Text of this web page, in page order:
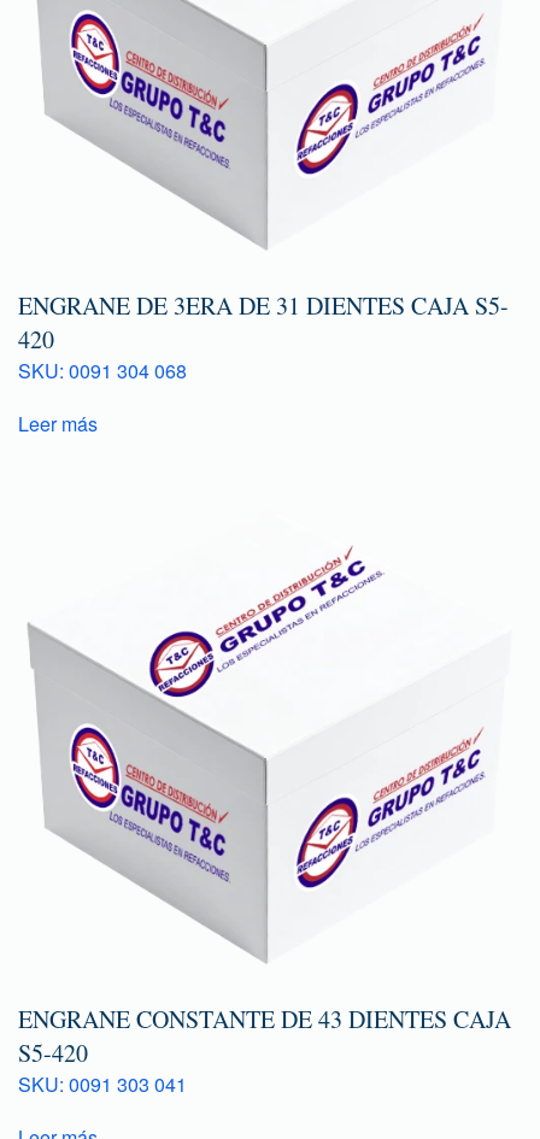
ENGRANE DE 3ERA DE 31 DIENTES CAJA S5-
420
SKU: 0091 304 068
Leer más
ENGRANE CONSTANTE DE 43 DIENTES CAJA
S5-420
SKU: 0091 303 041